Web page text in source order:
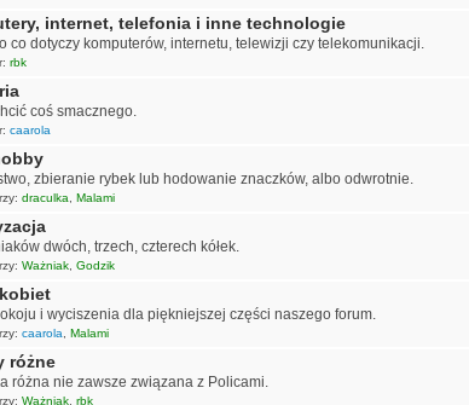
internet, telefonia i inne technologie
co dotyczy komputerów, internetu, telewizji czy telekomunikacji.
rbk
coś smacznego.
caarola
zbieranie rybek lub hodowanie znaczków, albo odwrotnie.
draculka Malami
dwóch, trzech, czterech kółek.
Ważniak, Godzik
i wyciszenia dla piękniejszej części naszego forum.
caarola Malami
różne
różna nie zawsze związana z Policami.
Ważniak, rbk